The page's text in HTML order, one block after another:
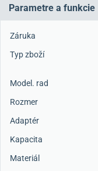
Parametre a funkcie
Záruka
Typ zboží
Model. rad
Rozmer
Adaptér
Kapacita
Materiál